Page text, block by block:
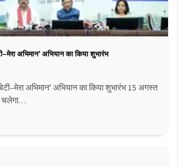
अभिमान’ अभियान का किया शुभारंभ
अभिमान' अभियान का किया शुभारंभ 15 अगस्त
चलेगा…